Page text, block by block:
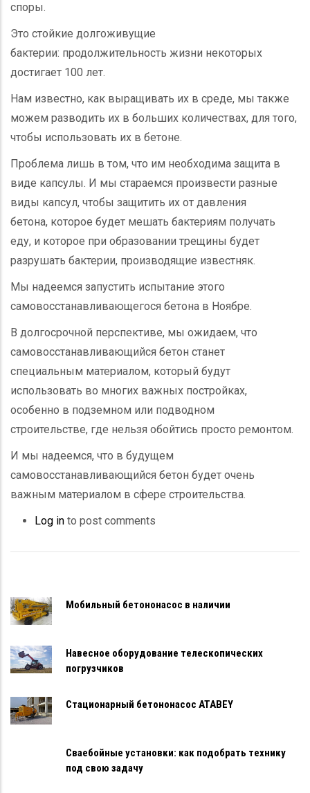
споры.
Это стойкие долгоживущие
бактерии: продолжительность жизни некоторых
достигает 100 лет.
Нам известно, как выращивать их в среде, мы также
можем разводить их в больших количествах, для того,
чтобы использовать их в бетоне.
Проблема лишь в том, что им необходима защита в
виде капсулы. И мы стараемся произвести разные
виды капсул, чтобы защитить их от давления
бетона, которое будет мешать бактериям получать
еду, и которое при образовании трещины будет
разрушать бактерии, производящие известняк.
Мы надеемся запустить испытание этого
самовосстанавливающегося бетона в Ноябре.
В долгосрочной перспективе, мы ожидаем, что
самовосстанавливающийся бетон станет
специальным материалом, который будут
использовать во многих важных постройках,
особенно в подземном или подводном
строительстве, где нельзя обойтись просто ремонтом.
И мы надеемся, что в будущем
самовосстанавливающийся бетон будет очень
важным материалом в сфере строительства.
Log in to post comments
Мобильный бетононасос в наличии
Навесное оборудование телескопических
погрузчиков
Стационарный бетононасос ATABEY
Сваебойные установки: как подобрать технику
под свою задачу